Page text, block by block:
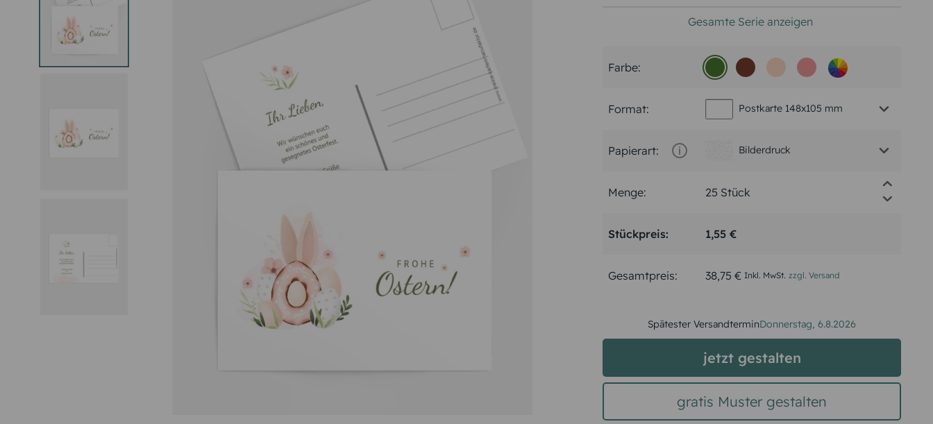
Gesamte Serie anzeigen
Farbe:
Format: Postkarte 148x105 mm
Papierart: Bilderdruck
Menge:
Stückpreis: 1,55 €
Gesamtpreis: 38,75 € Inkl. MwSt. zzgl. Versand
Spätester VersandterminDonnerstag, 6.8.2026
jetzt gestalten
gratis Muster gestalten